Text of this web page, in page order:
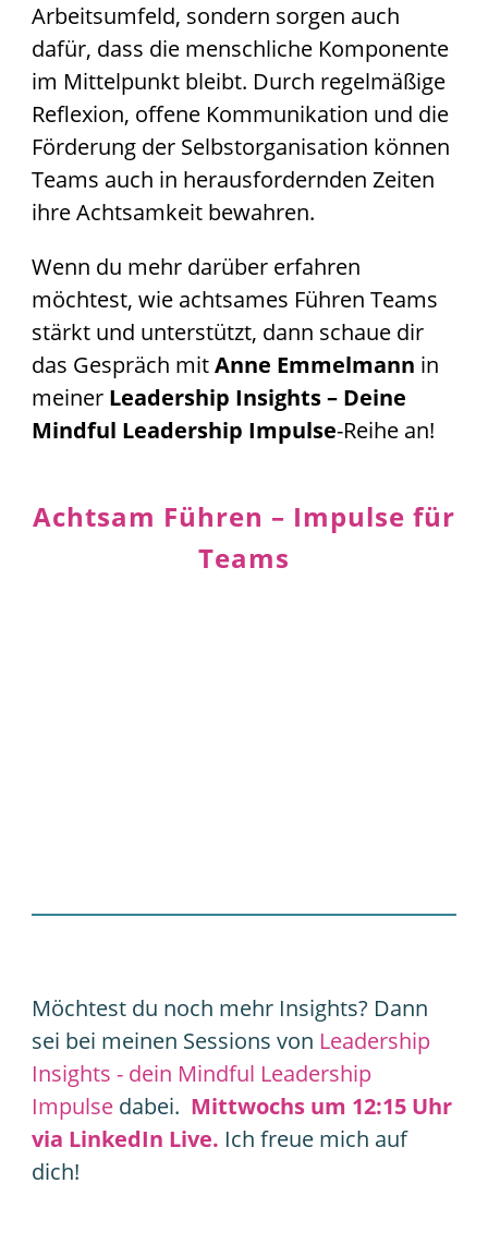
Arbeitsumfeld, sondern sorgen auch
dafür, dass die menschliche Komponente
im Mittelpunkt bleibt. Durch regelmäßige
Reflexion, offene Kommunikation und die
Förderung der Selbstorganisation können
Teams auch in herausfordernden Zeiten
ihre Achtsamkeit bewahren.
Wenn du mehr darüber erfahren
möchtest, wie achtsames Führen Teams
stärkt und unterstützt, dann schaue dir
das Gespräch mitAnne Emmelmann in
meiner Leadership Insights – Deine
Mindful Leadership Impulse-Reihe an!
Achtsam Führen – Impulse für
Teams
Möchtest du noch mehr Insights? Dann
sei bei meinen Sessions von Leadership
Insights - dein Mindful Leadership
Impulse dabei. Mittwochs um 12:15 Uhr
via LinkedIn Live. Ich freue mich auf
dich!